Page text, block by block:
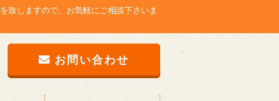
致しますので、お気軽にご相談下さいま
お問い合わせ